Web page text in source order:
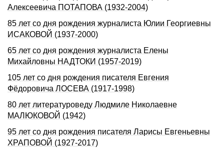
Алексеевича ПОТАПОВА (1932-2004)
85 лет со дня рождения журналиста Юлии Георгиевны
ИСАКОВОЙ (1937-2000)
65 лет со дня рождения журналиста Елены
Михайловны НАДТОКИ (1957-2019)
105 лет со дня рождения писателя Евгения
Фёдоровича ЛОСЕВА (1917-1998)
80 лет литературоведу Людмиле Николаевне
МАЛЮКОВОЙ (1942)
95 лет со дня рождения писателя Ларисы Евгеньевны
ХРАПОВОЙ (1927-2017)